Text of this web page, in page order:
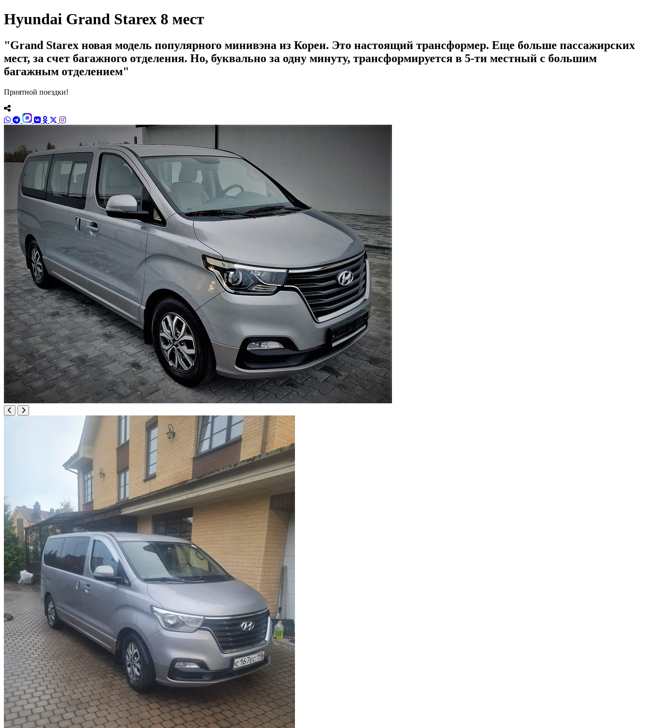
Hyundai Grand Starex 8 мест
Grand Starex новая модель популярного минивэна из Кореи. Это настоящий трансформер. Еще больше пассажирских
мест, за счет багажного отделения. Но, буквально за одну минуту, трансформируется в 5-ти местный с большим
багажным отделением
Приятной поездки!